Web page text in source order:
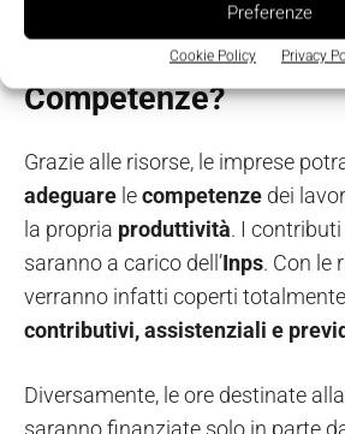
Preferenze
Cookie Policy Privacy
Come funziona il
Competenze?
Grazie alle risorse, le imprese
adeguare lecompetenze dei
la propria produttività. I
saranno a carico dell’Inps. Con le
verranno infatti coperti
contributivi, assistenziali e
Diversamente, le ore destinate
saranno finanziate solo in parte